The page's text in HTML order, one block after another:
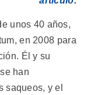
unos 40 años,
en 2008 para
Él y su
han
saqueos, y el